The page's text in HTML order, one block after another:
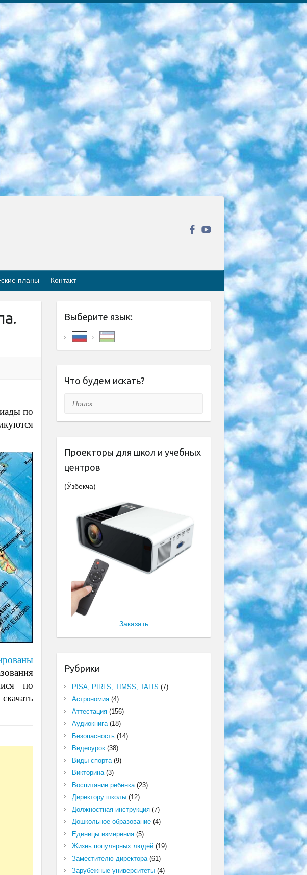
российскими университетами и крупными международными компаниями вроде Intel и Microsoft. Самостоятельное обучение бесплатное, но желающие могут оплатить услуги персональных наставников. 2. «Смартия» знакомит с актуальными профессиями и подсказывает, как им обучаться. Выбрав заинтересовавшую вас специальность — SMM-специалист, фотограф, веб-дизайнер или другую, — увидите список необходимых для неё умений. Чтобы вы могли освоить их самостоятельно, для каждого умения площадка отображает подборку ссылок на учебные материалы. Хотя «Смартия» ориентируется на русскоязычную аудиторию, часть контента всё же доступна только на английском. 3. «Лекторий Физтеха» Проект Московского физико-технического института (Физтеха). С его помощью вы можете смотреть онлайн серии лекций, записанные на видео в этом вузе. В числе доступных предметов — физика, биология, химия, информационные технологии и другие. К некоторым лекциям администрация ресурса прилагает готовые конспекты, которые можно скачивать в PDF-формате. 4. ITMOcourses Онлайн-площадка Санкт-Петербургского национального исследовательского университета информационных технологий, механики и оптики (ИТМО). Ресурс предоставляет свободный доступ к курсам, разработанным в этом вузе. Каталог материалов разбит на четыре категории: «Оптические системы и технологии», «Приборостроение и робототехника», «Информационные технологии» и «Биотехнологии». Курсы состоят из видеолекций, интерактивных демонстраций и заданий. 5. «КиберЛенинка» Электронная научная библиотека открытого доступа. Каталог площадки регулярно обрастает текстами статей из различных научных изданий. Сгруппированные по журналам и рубрикам публикации можно читать онлайн или скачивать целиком в PDF-формате. Проект нацелен на популяризацию науки за счёт открытого доступа к качественной информации. 6. «ПостНаука» На этом ресурсе публикуют подборки видеолекций, составленные экспертами из разных отраслей и объединённые общими темами. Среди них, к примеру, есть серии «Биоинформатика и геномика», «Культура средневековой Скандинавии» и Cinema Studies о теории кино. Каждая подборка лекций — логически связанная история, рассказанная экспертом от первого лица. Кроме того, на сайте появляются научно-образовательные статьи и тесты на разные темы. 7. «Newочём» Команда проекта «Newочём» отбирает самые интересные тексты из англоязычных СМИ и переводит те из них, за которые голосуют участники сообщества «ВКонтакте». По большей части это научно-популярные статьи. Редакторы придумывают лишь заголовки, в остальном содержание переводов соответствует оригиналам. Полные тексты можно читать прямо в социальной сети. 8. InternetUrok Онлайн-база материалов по основным дисциплинам школьной программы. Информация на сайте структурирована по классам, предметам и темам (урокам). Каждый урок состоит из видеолекций и конспектов. Есть также интерактивные тренажёры и тесты для закрепления пройденного материала. Даже если вы давно окончили школу, возможность повторить программу старших классов всегда может пригодиться. 9. Edutainme Ещё один ресурс об образовании. В отличие от Newtonew, как мне кажется, Edutainme больше ориентируется на представителей индустрии: педагогов, предпринимателей, разработчиков образовательных проектов. Но и любой, кто просто стремится к саморазвитию, найдёт на сайте много полезного и интересного для себя. Например, информацию о новых курсах и образовательных сервисах. 10. Newtonew Онлайн-медиа об образовании и обучении в широком смысле. Авторы Newtonew пишут об инструментах, заведениях, тактиках и стратегиях, которые помогают учить других и получать новые знания самостоятельно. На этой площадке вы найдёте новости, обзоры, аналитические мат
планы Контакт
по
по
Выберите язык:
Что будем искать?
Поиск
Проекторы для школ и учебных
центров
(Ўзбекча)
Заказать
Рубрики
PISA, PIRLS, TIMSS, TALIS (7)
Астрономия(4)
Аттестация(156)
Аудиокнига(18)
Безопасность(14)
Видеоурок(38)
Виды спорта(9)
Викторина(3)
Воспитание ребёнка(23)
Директору школы(12)
Должностная инструкция(7)
Дошкольное образование(4)
Единицы измерения(5)
Жизнь популярных людей(19)
Заместителю директора(61)
Зарубежные университеты(4)